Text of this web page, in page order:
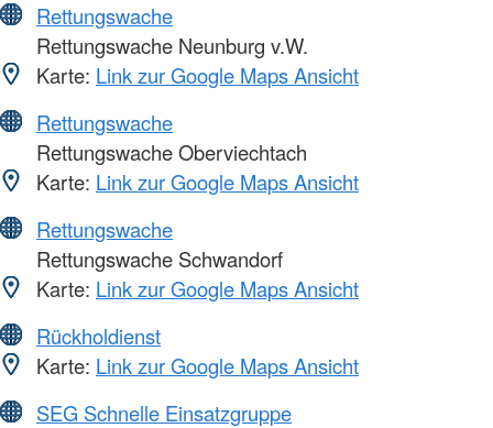
Rettungswache
Rettungswache Neunburg v.W.
Karte: Link zur Google Maps Ansicht
Rettungswache
Rettungswache Oberviechtach
Karte: Link zur Google Maps Ansicht
Rettungswache
Rettungswache Schwandorf
Karte: Link zur Google Maps Ansicht
Rückholdienst
Karte: Link zur Google Maps Ansicht
SEG Schnelle Einsatzgruppe